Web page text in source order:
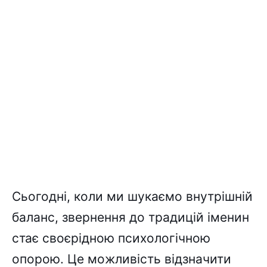
Сьогодні, коли ми шукаємо внутрішній
баланс, звернення до традицій іменин
стає своєрідною психологічною
опорою. Це можливість відзначити